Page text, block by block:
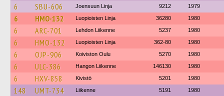
6 SBU-606 Joensuun Linja 9212 1979
6 HMO-132 Luopioisten Linja 36280 1980
6 ARC-701 Lehdon Liikenne 5237 1980
6 HMO-132 Luopioisten Linja 362-80 1980
6 OJP-906 Koiviston Oulu 5270 1980
6 ULC-386 Hangon Liikenne 146130 1980
6 HXV-858 Kivistö 5201 1980
148 UMT-734 Liikenne 5191 1980